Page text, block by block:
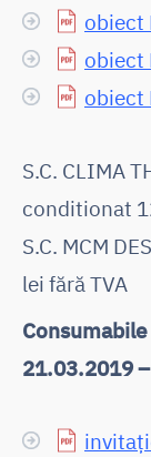
obiect
obiect
obiect
S.C. CLIMA
conditionat
S.C. MCM
lei fără TVA
21.03.2019